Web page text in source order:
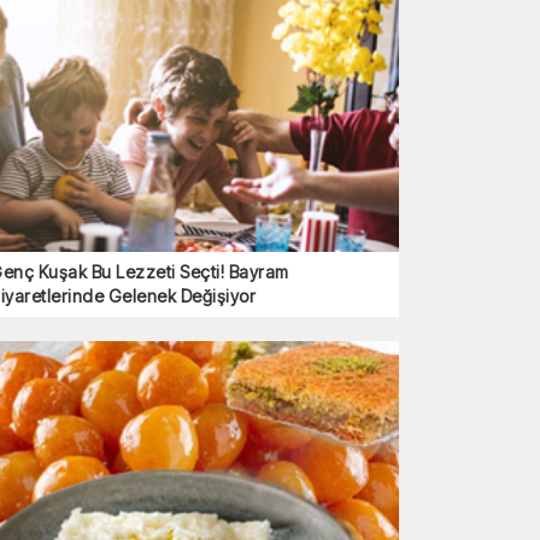
Kuşak Bu Lezzeti Seçti! Bayram
Gelenek Değişiyor